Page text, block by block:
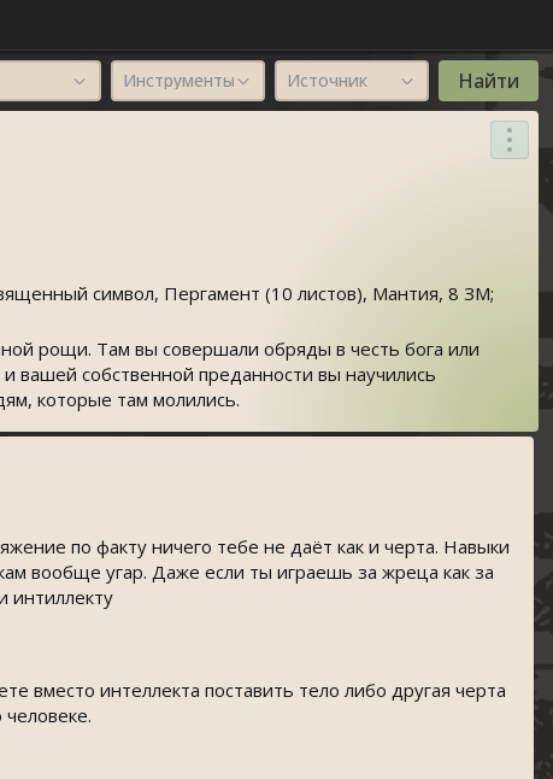
Инструменты Источник
символ, Пергамент (10 листов), Мантия, 8 ЗМ;
рощи. Там вы совершали обряды в честь бога или
вашей собственной преданности вы научились
которые там молились.
по факту ничего тебе не даёт как и черта. Навыки
вообще угар. Даже если ты играешь за жреца как за
интиллекту
вместо интеллекта поставить тело либо другая черта